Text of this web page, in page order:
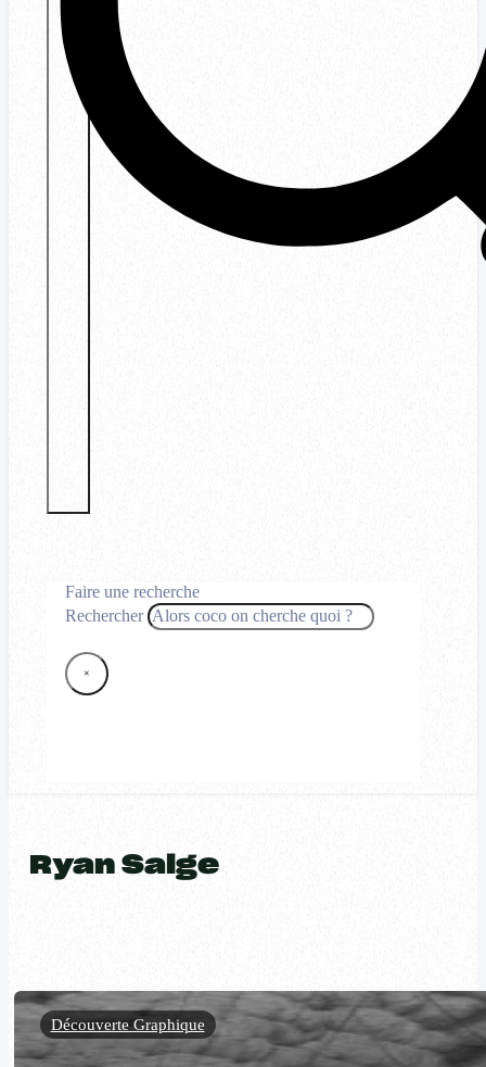
Faire une recherche
Rechercher
×
Ryan Salge
Découverte Graphique